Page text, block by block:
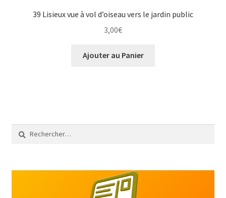
39 Lisieux vue à vol d’oiseau vers le jardin public
3,00€
Ajouter au Panier
Rechercher :